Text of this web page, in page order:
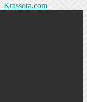
Krassota.com